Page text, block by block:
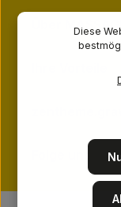
Über
Diese